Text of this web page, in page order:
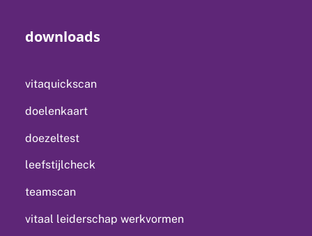
downloads
vitaquickscan
doelenkaart
doezeltest
leefstijlcheck
teamscan
vitaal leiderschap werkvormen